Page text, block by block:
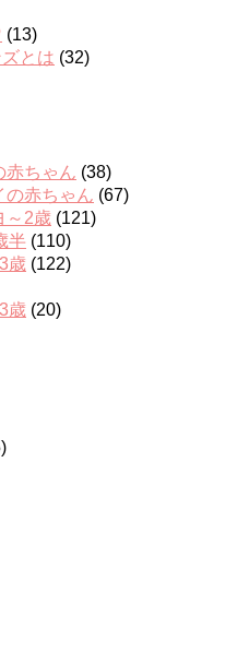
(13)
とは (32)
赤ちゃん (38)
の赤ちゃん (67)
～2歳 (121)
半 (110)
歳 (122)
歳 (20)